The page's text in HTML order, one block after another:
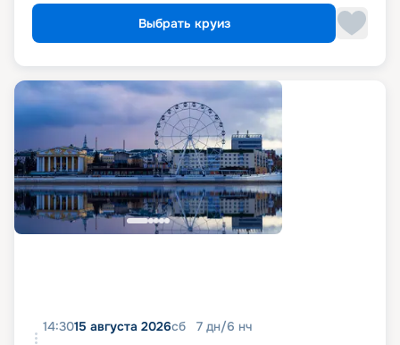
Выбрать круиз
14:3015 августа 2026сб 7 дн/6 нч